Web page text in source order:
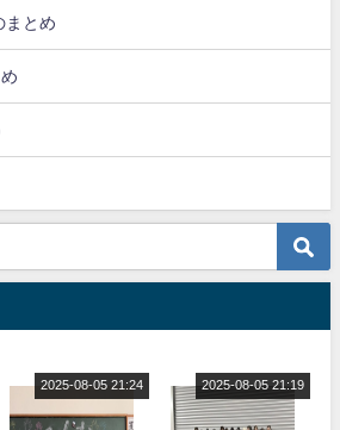
まとめ
2025-08-05 21:24 2025-08-05 21:19